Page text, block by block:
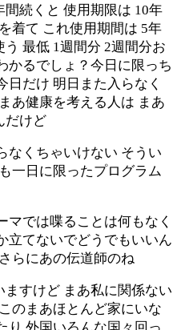
続くと 使用期限は 10年
着て これ使用期間は 5年
最低 1週間分 2週間分お
かるでしょ？今日に限っち
日だけ 明日また入らなく
あ健康を考える人は まあ
だけど
なくちゃいけない そうい
一日に限ったプログラム
マでは喋ることは何もなく
立てないでどうでもいいん
らにあの伝道師のね
すけど まあ私に関係ない
のまあほとんど家にいな